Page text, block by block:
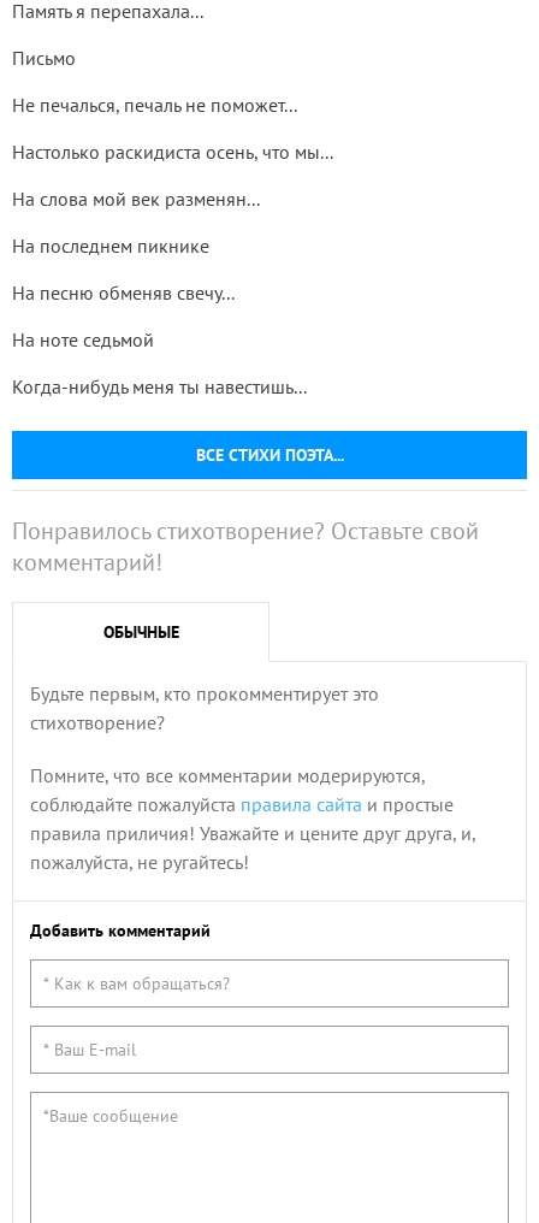
ВСЕ СТИХИ ПОЭТА...
Память я перепахала...
Письмо
Не печалься, печаль не поможет...
Настолько раскидиста осень, что мы...
На слова мой век разменян...
На последнем пикнике
На песню обменяв свечу...
На ноте седьмой
Когда-нибудь меня ты навестишь...
Понравилось стихотворение? Оставьте свой
комментарий!
ОБЫЧНЫЕ
Будьте первым, кто прокомментирует это
стихотворение?
Помните, что все комментарии модерируются,
соблюдайте пожалуйста правила сайта и простые
правила приличия! Уважайте и цените друг друга, и,
пожалуйста, не ругайтесь!
Добавить комментарий